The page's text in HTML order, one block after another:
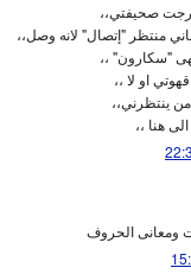
صحيفتي،،
منتظر "إتصال" لانه وصل،،
"سكارون" ،،
او لا ،،
ينتظرني،،
هنا ،،
ومعانى الحروف